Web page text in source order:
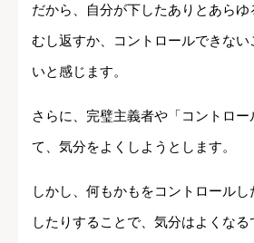
だから、自分が下したありとあら
むし返すか、コントロールできない
いと感じます。
さらに、完璧主義者や「コントロ
て、気分をよくしようとします。
しかし、何もかもをコントロールし
したりすることで、気分はよくな